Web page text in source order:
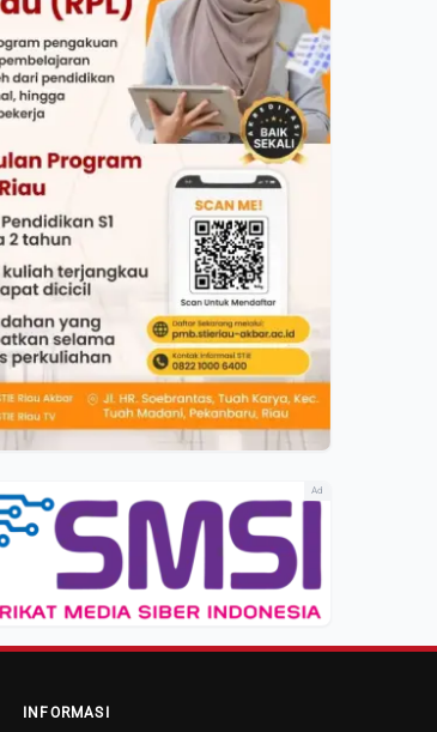
Ad
INFORMASI